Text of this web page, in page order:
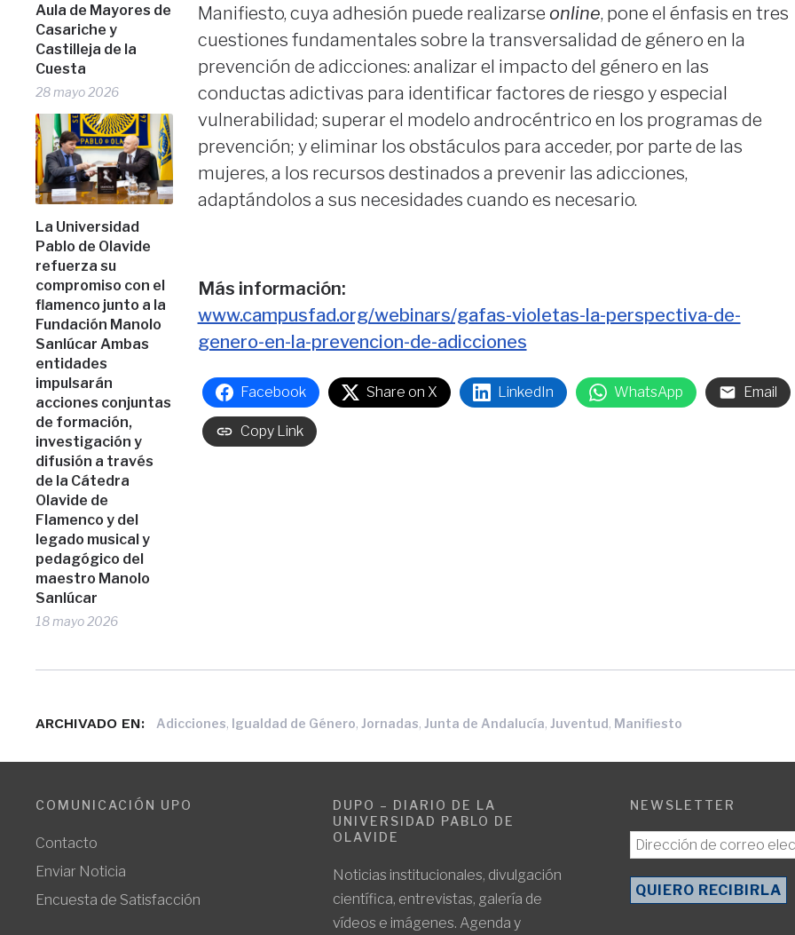
Aula de Mayores de
Casariche y
Castilleja de la
Cuesta
28 mayo 2026
La Universidad
Pablo de Olavide
refuerza su
compromiso con el
flamenco junto a la
Fundación Manolo
Sanlúcar Ambas
entidades
impulsarán
acciones conjuntas
de formación,
investigación y
difusión a través
de la Cátedra
Olavide de
Flamenco y del
legado musical y
pedagógico del
maestro Manolo
Sanlúcar
18 mayo 2026
Manifiesto, cuya adhesión puede realizarse online, pone el énfasis en tres
cuestiones fundamentales sobre la transversalidad de género en la
prevención de adicciones: analizar el impacto del género en las
conductas adictivas para identificar factores de riesgo y especial
vulnerabilidad; superar el modelo androcéntrico en los programas de
prevención; y eliminar los obstáculos para acceder, por parte de las
mujeres, a los recursos destinados a prevenir las adicciones,
adaptándolos a sus necesidades cuando es necesario.
Más información:
www.campusfad.org/webinars/gafas-violetas-la-perspectiva-de-
genero-en-la-prevencion-de-adicciones
Facebook Share on X LinkedIn WhatsApp Email
Copy Link
ARCHIVADO EN: Adicciones, Igualdad de Género,Jornadas,Junta de Andalucía,Juventud, Manifiesto
COMUNICACIÓN UPO
Contacto
Enviar Noticia
Encuesta de Satisfacción
DUPO – DIARIO DE LA
UNIVERSIDAD PABLO DE
OLAVIDE
Noticias institucionales, divulgación
científica, entrevistas, galería de
vídeos e imágenes. Agenda y
NEWSLETTER